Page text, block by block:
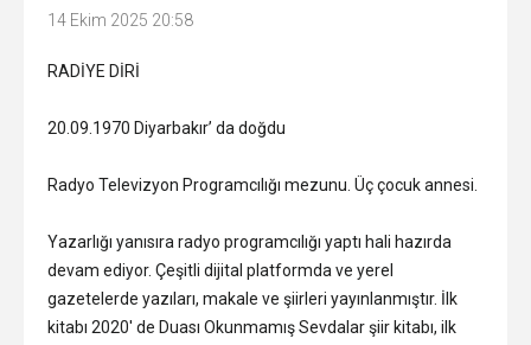
14 Ekim 2025 20:58
RADİYE DİRİ
20.09.1970 Diyarbakır’ da doğdu
Radyo Televizyon Programcılığı mezunu. Üç çocuk annesi.
Yazarlığı yanısıra radyo programcılığı yaptı hali hazırda
devam ediyor. Çeşitli dijital platformda ve yerel
gazetelerde yazıları, makale ve şiirleri yayınlanmıştır. İlk
kitabı 2020′ de Duası Okunmamış Sevdalar şiir kitabı, ilk